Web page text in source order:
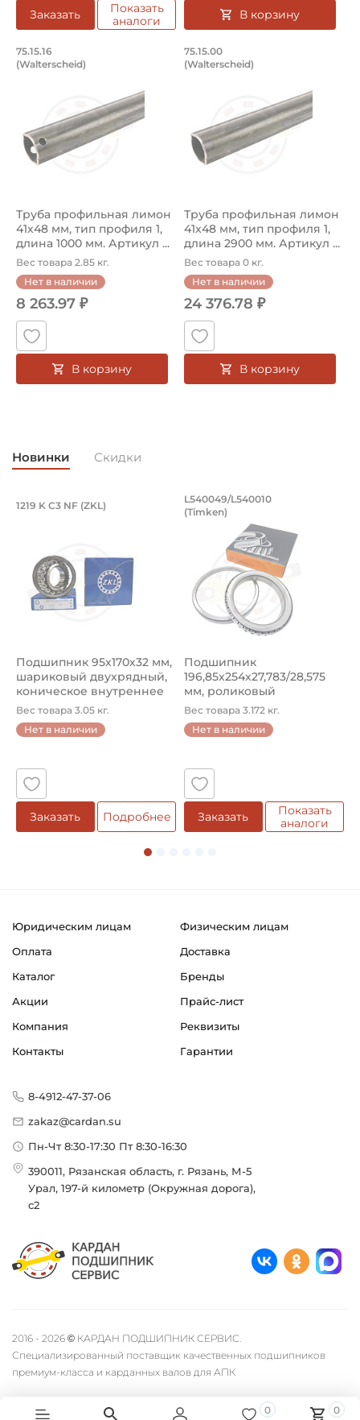
Заказать
Показать
аналоги
В корзину
Труба профильная лимон 41х48 мм,
Труба профильная 75.15.16 Walterscheid лимон, размер
75.15.16
(Walterscheid)
Труба профильная лимон
41х48 мм, тип профиля 1,
длина 1000 мм. Артикул ...
Вес товара 2.85 кг.
Нет в наличии
8 263.97 ₽
В корзину
Труба профильная
Труба профильная 75.15.00
75.15.00
(Walterscheid)
Труба профильная лимон
41х48 мм, тип профиля 1,
длина 2900 мм. Артикул ...
Вес товара 0 кг.
Нет в наличии
24 376.78 ₽
В корзину
Новинки Скидки
Подшипник 95х170х32 мм, шариковый
Подшипник 95х170х32 мм, шариковый двухрядный,
1219 K C3 NF (ZKL)
Подшипник 95х170х32 мм,
шариковый двухрядный,
коническое внутреннее
кол...
Вес товара 3.05 кг.
Нет в наличии
Заказать Подробнее
Подшипник
Подшипник
L540049/L540010
(Timken)
Подшипник
196,85х254х27,783/28,575
мм, роликовый
однорядный конический
...
Вес товара 3.172 кг.
Нет в наличии
Заказать
Показать
аналоги
Юридическим лицам
Физическим лицам
Оплата
Доставка
Каталог
Бренды
Акции
Прайс-лист
Компания
Реквизиты
Контакты
Гарантии
8-4912-47-37-06
zakaz@cardan.su
Пн-Чт 8:30-17:30 Пт 8:30-16:30
390011, Рязанская область, г. Рязань, М-5
Урал, 197-й километр (Окружная дорога),
с2
2016 - 2026 © КАРДАН ПОДШИПНИК СЕРВИС.
Специализированный поставщик качественных подшипников
премиум-класса и карданных валов для АПК
0 0